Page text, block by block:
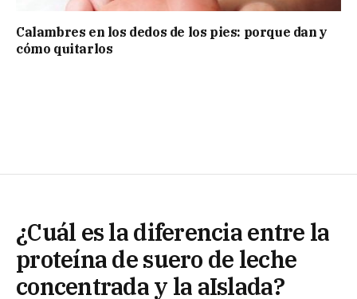
Calambres en los dedos de los pies: porque dan y
cómo quitarlos
¿Cuál es la diferencia entre la
proteína de suero de leche
concentrada y la aIslada?